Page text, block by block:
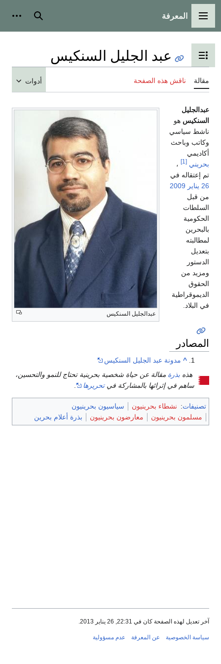
القائمة الرئيسية
المعرفة بحث
تبديل عرض جدول المحتويات
عبد الجليل السنكيس
مقالة ناقش هذه الصفحة أدوات
عبدالجليل السنكيس
عبدالجليل
السنكيس هو
ناشط سياسي
وكاتب وباحث
أكاديمي
بحريني [1]
،
تم إعتقاله في
26 يناير
2009
من قبل
السلطات
الحكومية
بالبحرين
لمطالبته
بتعديل
الدستور
ومزيد من
الحقوق
الديموقراطية
في البلاد.
المصادر
^ مدونة عبد الجليل السنكيس
هذه بذرة مقالة عن حياة شخصية بحرينية تحتاج للنمو والتحسين،
ساهم في إثرائها بالمشاركة فيتحريرها
تصنيفات: نشطاء بحرينيون
سياسيون بحرينيون
مسلمون بحرينيون
معارضون بحرينيون بذرة أعلام بحرين
آخر تعديل لهذه الصفحة كان في 22:31, 26 يناير 2013.
سياسة الخصوصية عن المعرفة عدم مسؤولية